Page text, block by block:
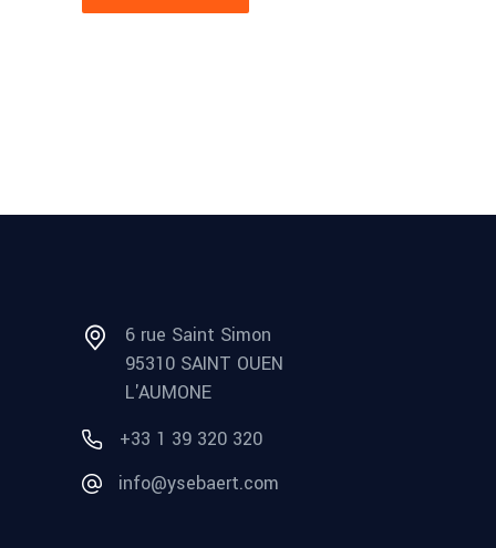
6 rue Saint Simon
95310 SAINT OUEN
L'AUMONE
+33 1 39 320 320
info@ysebaert.com